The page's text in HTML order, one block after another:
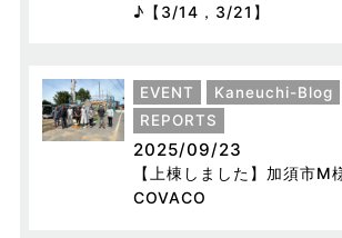
♪【3/14，3/21】
EVENT Kaneuchi-Blog
REPORTS
2025/09/23
【上棟しました】加須市
COVACO